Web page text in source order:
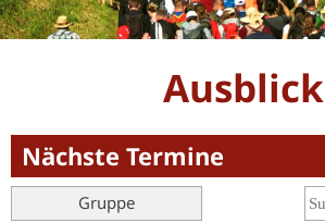
Ausblick
Nächste Termine
Gruppe